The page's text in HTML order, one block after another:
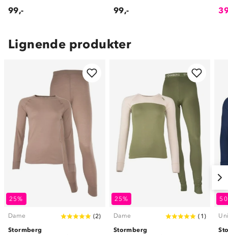
99,- 99,-
Lignende produkter
25%
Dame (2)
Stormberg
25%
Dame ( 1 )
Stormberg